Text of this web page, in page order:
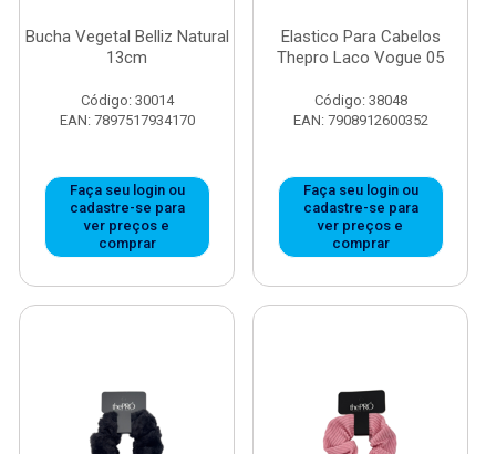
Bucha Vegetal Belliz Natural
13cm
Código: 30014
EAN: 7897517934170
Faça seu login ou
cadastre-se para
ver preços e
comprar
Elastico Para Cabelos
Thepro Laco Vogue 05
Código: 38048
EAN: 7908912600352
Faça seu login ou
cadastre-se para
ver preços e
comprar